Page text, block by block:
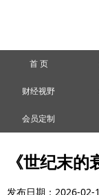
首 页
财经视野
会员定制
《世纪末的
发布日期：2026-02-